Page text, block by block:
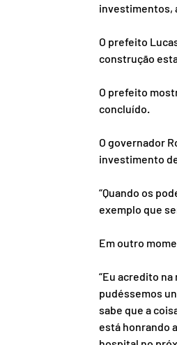
investimentos,
O prefeito
construção
O prefeito
concluído.
O governador
investimento
“Quando os
exemplo que
Em outro
“Eu acredito
pudéssemos
sabe que a
está honrando